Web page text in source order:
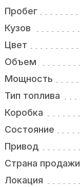
Пробег
Кузов
Цвет
Объем
Мощность
Тип топлива
Коробка
Состояние
Привод
Страна продажи
Локация